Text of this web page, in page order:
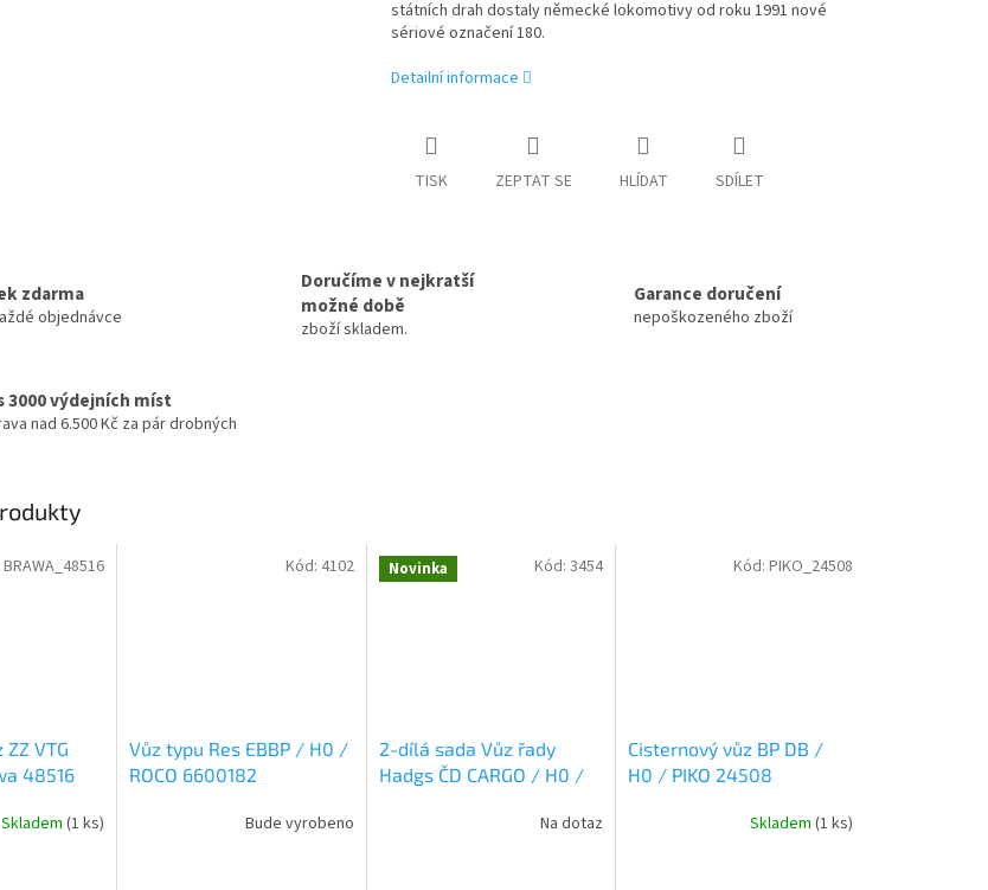
státních drah dostaly německé lokomotivy od roku 1991 nové
sériové označení 180.
Detailní informace
TISK ZEPTAT SE HLÍDAT SDÍLET
zdarma
objednávce
Doručíme v nejkratší
možné době
zboží skladem.
Garance doručení
nepoškozeného zboží
3000 výdejních míst
nad 6.500 Kč za pár drobných
VTG
48516
Skladem (1 ks)
BRAWA_48516
Vůz typu Res EBBP / H0 /
ROCO 6600182
Bude vyrobeno
Kód: 4102 Novinka
2-dílá sada Vůz řady
Hadgs ČD CARGO / H0 /
Na dotaz
Kód:3454
Cisternový vůz BP DB /
H0 / PIKO 24508
Skladem (1 ks)
Kód: PIKO_24508